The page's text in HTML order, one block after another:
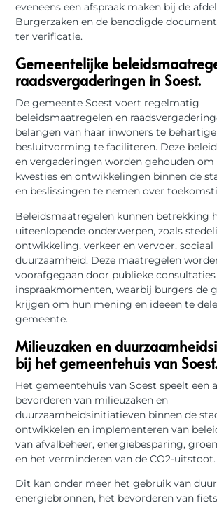
eveneens een afspraak maken bij de
Burgerzaken en de benodigde
ter verificatie.
Gemeentelijke
raadsvergaderingen in Soest.
De gemeente Soest voert regelmatig
beleidsmaatregelen en
belangen van haar inwoners te
besluitvorming te faciliteren. Deze
en vergaderingen worden gehouden
kwesties en ontwikkelingen binnen de
en beslissingen te nemen over
Beleidsmaatregelen kunnen betrekking
uiteenlopende onderwerpen, zoals
ontwikkeling, verkeer en vervoer,
duurzaamheid. Deze maatregelen
voorafgegaan door publieke
inspraakmomenten, waarbij burgers de
krijgen om hun mening en ideeën te
gemeente.
Milieuzaken en
bij het gemeentehuis van Soest.
Het gemeentehuis van Soest speelt een
bevorderen van milieuzaken en
duurzaamheidsinitiatieven binnen de
ontwikkelen en implementeren van
van afvalbeheer, energiebesparing,
en het verminderen van de CO2-uitstoot.
Dit kan onder meer het gebruik van
energiebronnen, het bevorderen van